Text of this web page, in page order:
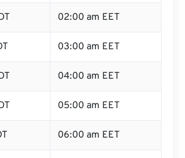
02:00 am EET
03:00 am EET
04:00 am EET
05:00 am EET
06:00 am EET